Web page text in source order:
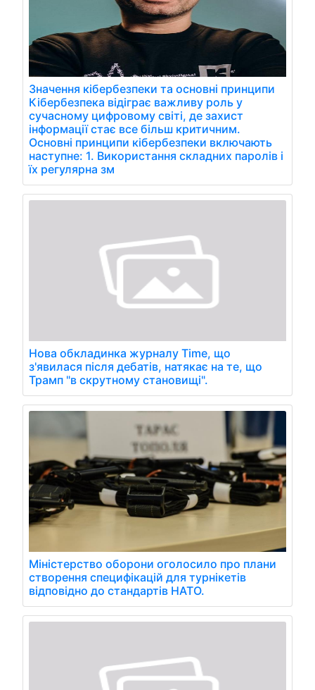
Значення кібербезпеки та основні принципи
Кібербезпека відіграє важливу роль у
сучасному цифровому світі, де захист
інформації стає все більш критичним.
Основні принципи кібербезпеки включають
наступне: 1. Використання складних паролів і
їх регулярна зм
Нова обкладинка журналу Time, що
з'явилася після дебатів, натякає на те, що
Трамп "в скрутному становищі".
Міністерство оборони оголосило про плани
створення специфікацій для турнікетів
відповідно до стандартів НАТО.